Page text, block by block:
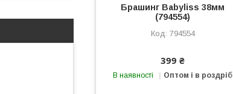
Брашинг Babyliss 38мм
(794554)
794554
399 ₴
В наявності Оптом і в роздріб